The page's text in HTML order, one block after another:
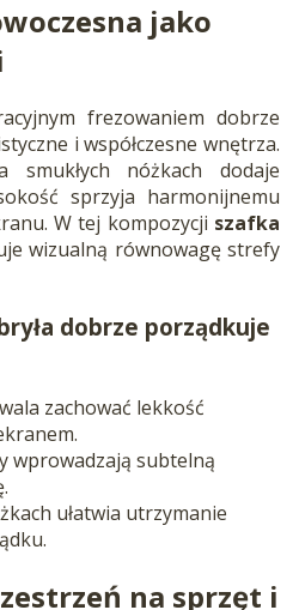
jako
frezowaniem dobrze
i współczesne wnętrza.
smukłych nóżkach dodaje
sprzyja harmonijnemu
W tej kompozycji szafka
wizualną równowagę strefy
dobrze porządkuje
zachować lekkość
wprowadzają subtelną
ułatwia utrzymanie
na sprzęt i